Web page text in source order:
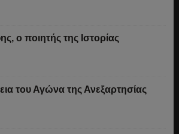
ο ποιητής της Ιστορίας
του Αγώνα της Ανεξαρτησίας